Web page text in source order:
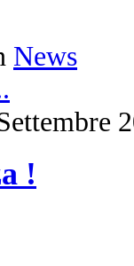
News
!